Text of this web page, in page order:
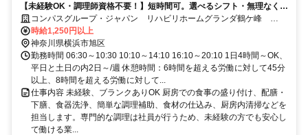
【未経験OK・調理師資格不要！】短時間可。選べるシフト・無理なく安
定ワーク！
コンパスグループ・ジャパン リハビリホームグランダ鶴ケ峰
39606_p
時給1,250円以上
神奈川県横浜市旭区
勤務時間 06:30～10:30 10:10～14:10 16:10～20:10 1日4時間～OK、
平日と土日の内2日～/週 休憩時間：6時間を超える労働に対して45分
以上、8時間を超える労働に対して...
仕事内容 未経験、ブランクありOK 厨房での食事の盛り付け、配膳・
下膳、食器洗浄、簡単な調理補助、食材の仕込み、厨房内清掃などを
担当します。専門的な調理は社員が行うため、未経験の方でも安心し
て働ける業...